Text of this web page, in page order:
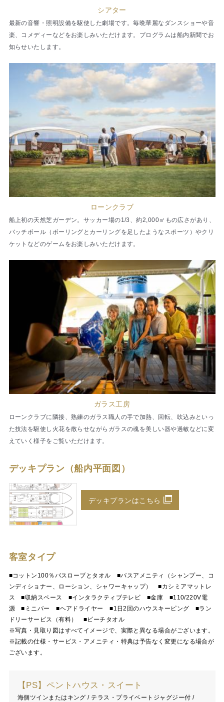
シアター
最新の音響・照明設備を駆使した劇場です。毎晩華麗なダンスショーや音
楽、コメディーなどをお楽しみいただけます。プログラムは船内新聞でお
知らせいたします。
ローンクラブ
船上初の天然芝ガーデン。サッカー場の1/3、約2,000㎡もの広さがあり、
バッチボール（ボーリングとカーリングを足したようなスポーツ）やクリ
ケットなどのゲームをお楽しみいただけます。
ガラス工房
ローンクラブに隣接、熟練のガラス職人の手で加熱、回転、吹込みといっ
た技法を駆使し火花を散らせながらガラスの魂を美しい器や過敏などに変
えていく様子をご覧いただけます。
デッキプラン（船内平面図）
デッキプランはこちら
客室タイプ
■コットン100％バスローブとタオル ■バスアメニティ（シャンプー、コ
ンディショナー、ローション、シャワーキャップ） ■カシミアマットレ
ス ■収納スペース ■インタラクティブテレビ ■金庫 ■110/220V電
源 ■ミニバー ■ヘアドライヤー ■1日2回のハウスキーピング ■ラン
ドリーサービス（有料） ■ビーチタオル
※写真・見取り図はすべてイメージで、実際と異なる場合がございます。
※記載の仕様・サービス・アメニティ・特典は予告なく変更になる場合が
ございます。
【PS】ペントハウス・スイート
海側ツインまたはキング / テラス・プライベートジャグジー付 /